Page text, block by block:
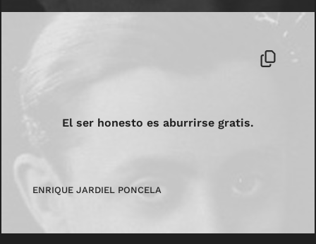
El ser honesto es aburrirse gratis.
ENRIQUE JARDIEL PONCELA